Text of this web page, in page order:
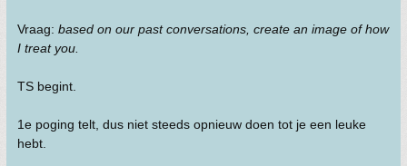
Vraag: based on our past conversations, create an image of how
I treat you.
TS begint.
1e poging telt, dus niet steeds opnieuw doen tot je een leuke
hebt.